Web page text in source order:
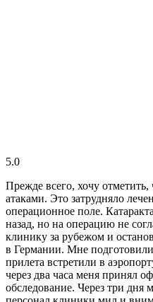
5.0
Прежде всего, хочу
атаками. Это затрудняло
операционное поле.
назад, но на операцию не
клинику за рубежом и
в Германии. Мне
прилета встретили в
через два часа меня принял
обследование. Через три